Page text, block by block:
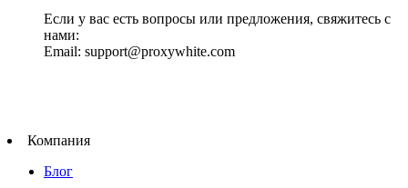
Если у вас есть вопросы или предложения, свяжитесь с
нами:
Email: support@proxywhite.com
Компания
Блог